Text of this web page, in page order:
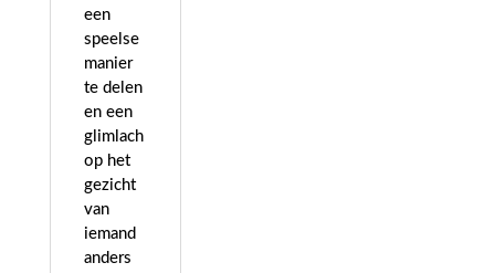
een
speelse
manier
te delen
en een
glimlach
op het
gezicht
van
iemand
anders